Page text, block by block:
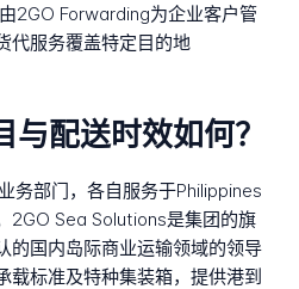
由2GO Forwarding为企业客户管
代服务覆盖特定目的地
与配送时效如何？
务部门，各自服务于Philippines
2GO Sea Solutions是集团的旗
的国内岛际商业运输领域的领导
载标准及特种集装箱，提供港到